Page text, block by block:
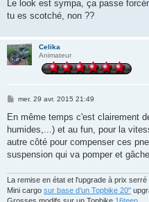
Le look est sympa, ça passe
tu es scotché, non ??
Celika
Animateur
M
s
a
g
mer. 29 avr. 2015 21:49
En même temps c'est clairement
humides,...) et au fun, pour la
autre côté pour compenser ces
suspension qui va pomper et
La remise en état et l'upgrade à prix serré
Mini cargo sur base d'un Topbike 20"